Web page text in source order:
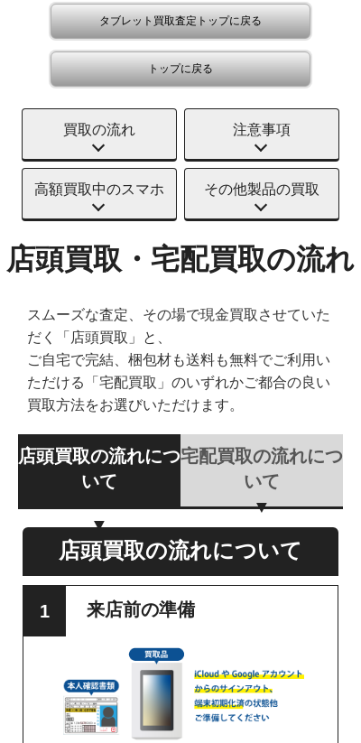
タブレット買取査定トップに戻る
トップに戻る
買取の流れ 注意事項
高額買取中のスマホ その他製品の買取
店頭買取・宅配買取の流れ
スムーズな査定、その場で現金買取させていた
だく「店頭買取」と、
ご自宅で完結、梱包材も送料も無料でご利用い
ただける「宅配買取」のいずれかご都合の良い
買取方法をお選びいただけます。
店頭買取の流れにつ
いて
宅配買取の流れにつ
いて
店頭買取の流れについて
来店前の準備